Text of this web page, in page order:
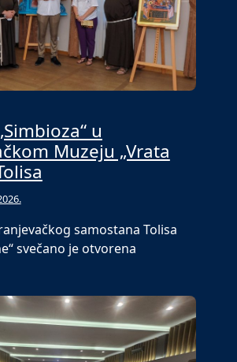
u
Muzeju „Vrata
samostana Tolisa
svečano je otvorena